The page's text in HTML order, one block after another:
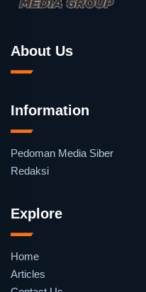
About Us
Information
Pedoman Media Siber
Redaksi
Explore
Home
Articles